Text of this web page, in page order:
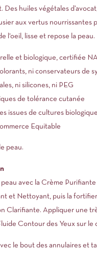
Des huiles végétales
aux vertus nourrissantes
l‘oeil, lisse et repose la peau.
et biologique, certifiée
ni conservateurs de
ni silicones, ni PEG
de tolérance cutanée
issues de cultures
Equitable
peau.
peau avec la Crème
et Nettoyant, puis la
Clarifiante. Appliquer une
Contour des Yeux sur le
le bout des annulaires et